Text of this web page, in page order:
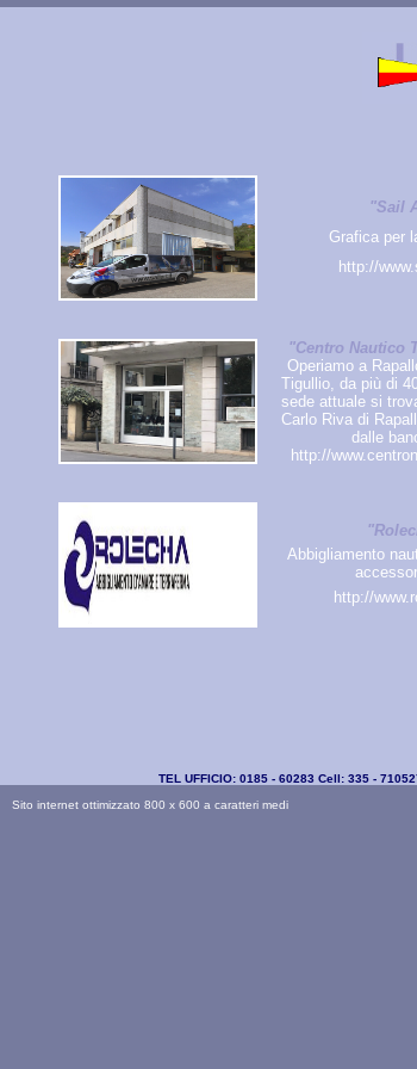
"Sail
Grafica per
http://
"Centro Nautico
Operiamo a
Tigullio, da più di
sede attuale si
Carlo Riva di
dalle
http://
Abbigliamento
http://
TEL UFFICIO: 0185 - 60283 Cell: 335 -
Sito internet ottimizzato 800 x 600 a caratteri medi